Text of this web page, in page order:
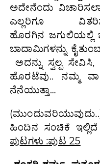
ಅದೇನೆಂದು
ಎಲ್ಲರಿಗೂ
ಹೊರಗಿನ ಜಗುಲಿಯಲ್ಲಿ
ಬಾದಾಮಿಗಳನ್ನು
ಅದನ್ನು ಸ್ವಲ್ಪ
ಹೊರಟೆವು.. ನಮ್ಮ
ನೆನೆಯುತ್ತಾ…
ಹಿಂದಿನ ಸಂಚಿಕೆ
ಪುಟಗಳು :ಪುಟ 25